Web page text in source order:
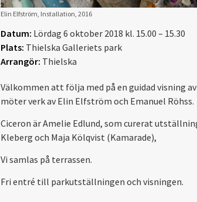
Elin Elfström, Installation, 2016
Datum: Lördag 6 oktober 2018 kl. 15.00 – 15.30
Plats: Thielska Galleriets park
Arrangör: Thielska
Välkommen att följa med på en guidad visning
möter verk av Elin Elfström och Emanuel Röhss.
Ciceron är Amelie Edlund, som curerat
Kleberg och Maja Kölqvist (Kamarade),
Vi samlas på terrassen.
Fri entré till parkutställningen och visningen.